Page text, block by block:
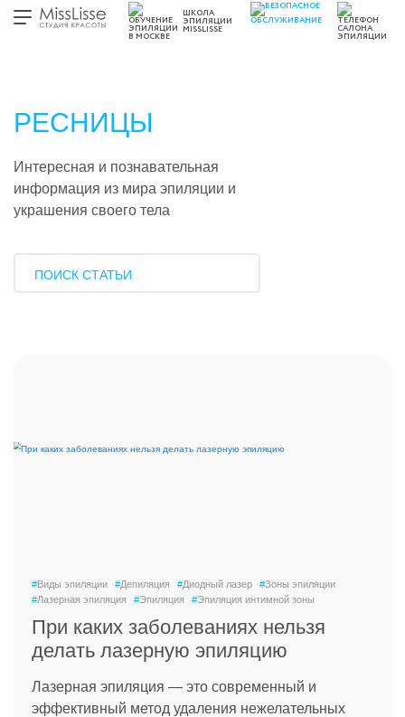
ШКОЛА
ЭПИЛЯЦИИ
MISSLISSE
РЕСНИЦЫ
Интересная и познавательная
информация из мира эпиляции и
украшения своего тела
#Виды эпиляции #Депиляция #Диодный лазер #Зоны эпиляции
#Лазерная эпиляция #Эпиляция #Эпиляция интимной зоны
При каких заболеваниях нельзя
делать лазерную эпиляцию
Лазерная эпиляция — это современный и
эффективный метод удаления нежелательных